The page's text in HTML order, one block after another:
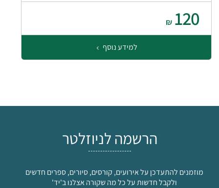
120
₪
למידע נוסף
הרשמה לניוזלטר
מוזמנים להתעדכן על אירועים, קורסים, סיורים, ספרים חדשים
ולקבל חדשות על כל מה שקורה אצלנו ב'יד'